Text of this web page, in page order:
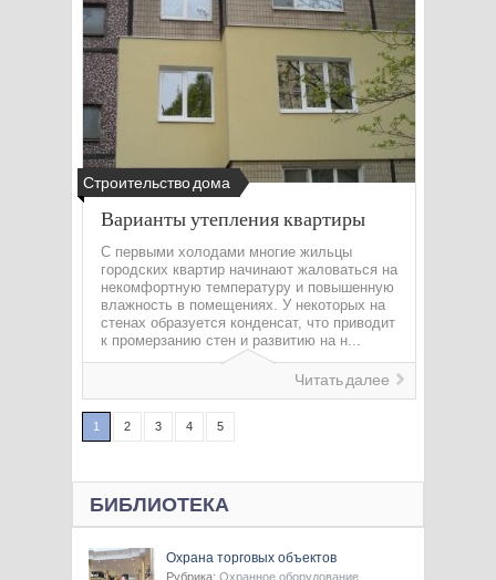
Строительство дома
Варианты утепления квартиры
С первыми холодами многие жильцы
городских квартир начинают жаловаться на
некомфортную температуру и повышенную
влажность в помещениях. У некоторых на
стенах образуется конденсат, что приводит
к промерзанию стен и развитию на н...
Читать далее
1 2 3 4 5
БИБЛИОТЕКА
Охрана торговых объектов
Рубрика: Охранное оборудование